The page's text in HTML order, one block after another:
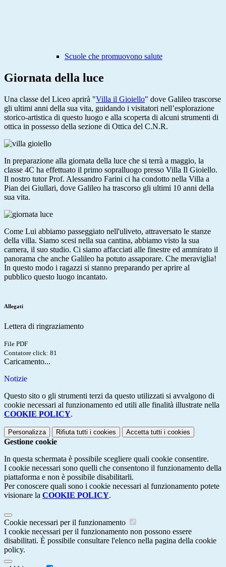
Scuole che promuovono salute
Giornata della luce
Una classe del Liceo aprirà "Villa il Gioiello" dove Galileo trascorse
gli ultimi anni della sua vita, guidando i visitatori nell’esplorazione
storico-artistica di questo luogo e alla scoperta di alcuni strumenti di
ottica in possesso della sezione di Ottica del C.N.R.
In preparazione alla giornata della luce che si terrà a maggio, la
classe 4C ha effettuato il primo sopralluogo presso Villa Il Gioiello.
Il nostro tutor Prof. Alessandro Farini ci ha condotto nella Villa a
Pian dei Giullari, dove Galileo ha trascorso gli ultimi 10 anni della
sua vita.
Come Lui abbiamo passeggiato nell'uliveto, attraversato le stanze
della villa. Siamo scesi nella sua cantina, abbiamo visto la sua
camera, il suo studio. Ci siamo affacciati alle finestre ed ammirato il
panorama che anche Galileo ha potuto assaporare. Che meraviglia!
In questo modo i ragazzi si stanno preparando per aprire al
pubblico questo luogo incantato.
Allegati
Lettera di ringraziamento
File PDF
Contatore click: 81
Caricamento...
Notizie
Questo sito o gli strumenti terzi da questo utilizzati si avvalgono di
cookie necessari al funzionamento ed utili alle finalità illustrate nella
COOKIE POLICY.
Personalizza Rifiuta tutti i cookies Accetta tutti i cookies
Gestione cookie
In questa schermata è possibile scegliere quali cookie consentire.
I cookie necessari sono quelli che consentono il funzionamento della
piattaforma e non è possibile disabilitarli.
Per conoscere quali sono i cookie necessari al funzionamento potete
visionare la COOKIE POLICY.
Cookie necessari per il funzionamento
I cookie necessari per il funzionamento non possono essere
disabilitati. È possibile consultare l'elenco nella pagina della cookie
policy.